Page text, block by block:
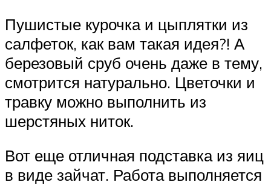
Пушистые курочка и цыплятки из
салфеток, как вам такая идея?! А
березовый сруб очень даже в тему,
смотрится натурально. Цветочки и
травку можно выполнить из
шерстяных ниток.
Вот еще отличная подставка из яиц
в виде зайчат. Работа выполняется